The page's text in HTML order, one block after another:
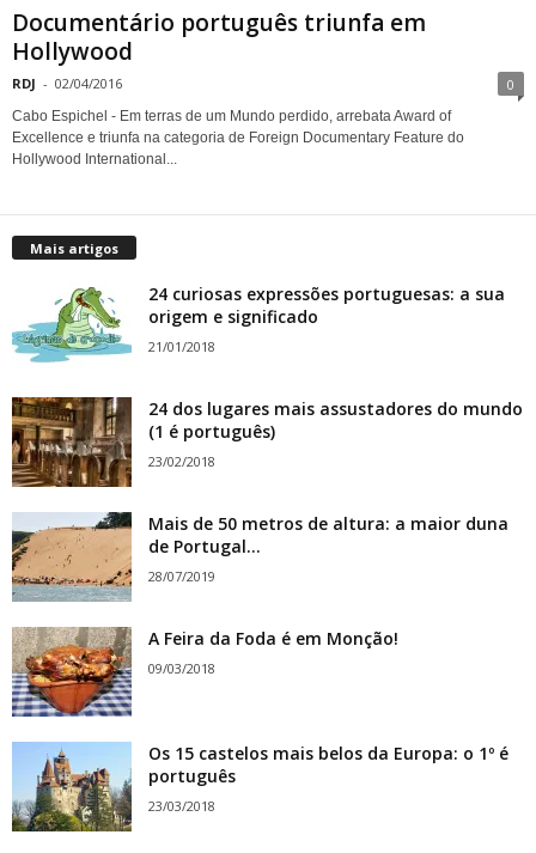
Documentário português triunfa em
Hollywood
RDJ - 02/04/2016 0
Cabo Espichel - Em terras de um Mundo perdido, arrebata Award of
Excellence e triunfa na categoria de Foreign Documentary Feature do
Hollywood International...
Mais artigos
24 curiosas expressões portuguesas: a sua
origem e significado
21/01/2018
24 dos lugares mais assustadores do mundo
(1 é português)
23/02/2018
Mais de 50 metros de altura: a maior duna
de Portugal...
28/07/2019
A Feira da Foda é em Monção!
09/03/2018
Os 15 castelos mais belos da Europa: o 1º é
português
23/03/2018